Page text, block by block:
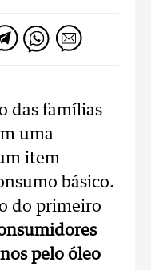
das famílias
uma
item
básico.
do primeiro
pelo óleo